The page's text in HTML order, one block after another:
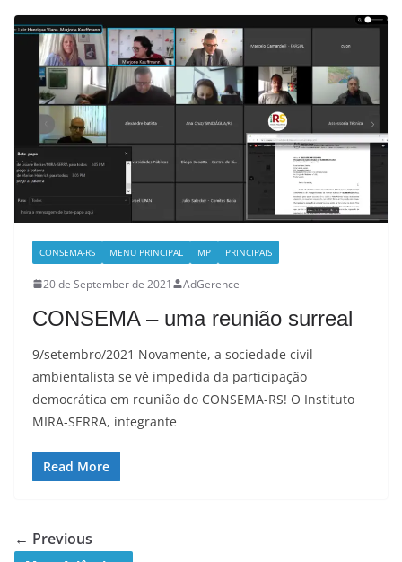
CONSEMA-RS MENU PRINCIPAL MP PRINCIPAIS
20 de September de 2021 AdGerence
CONSEMA – uma reunião surreal
9/setembro/2021 Novamente, a sociedade civil
ambientalista se vê impedida da participação
democrática em reunião do CONSEMA-RS! O Instituto
MIRA-SERRA, integrante
Read More
← Previous